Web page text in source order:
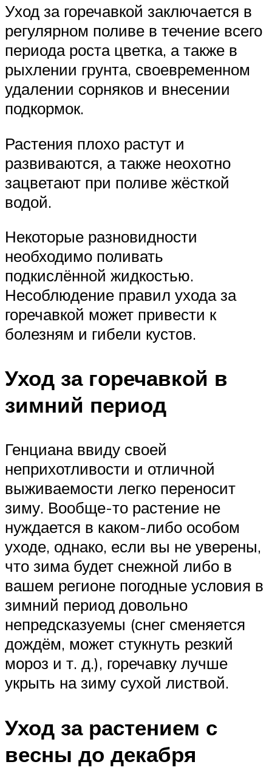
Уход за горечавкой заключается в
регулярном поливе в течение всего
периода роста цветка, а также в
рыхлении грунта, своевременном
удалении сорняков и внесении
подкормок.
Растения плохо растут и
развиваются, а также неохотно
зацветают при поливе жёсткой
водой.
Некоторые разновидности
необходимо поливать
подкислённой жидкостью.
Несоблюдение правил ухода за
горечавкой может привести к
болезням и гибели кустов.
Уход за горечавкой в
зимний период
Генциана ввиду своей
неприхотливости и отличной
выживаемости легко переносит
зиму. Вообще-то растение не
нуждается в каком-либо особом
уходе, однако, если вы не уверены,
что зима будет снежной либо в
вашем регионе погодные условия в
зимний период довольно
непредсказуемы (снег сменяется
дождём, может стукнуть резкий
мороз и т. д.), горечавку лучше
укрыть на зиму сухой листвой.
Уход за растением с
весны до декабря